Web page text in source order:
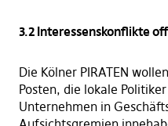
3.2 Interessenskonflikte
Die Kölner PIRATEN
Posten, die lokale
Unternehmen in